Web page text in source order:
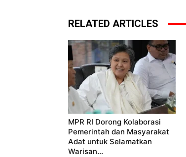
RELATED ARTICLES
MPR RI Dorong Kolaborasi
Pemerintah dan Masyarakat
Adat untuk Selamatkan
Warisan...